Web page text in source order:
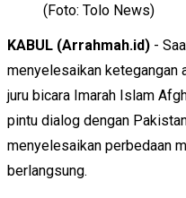
(Foto: Tolo News)
KABUL (Arrahmah.id) -
menyelesaikan ketegangan
juru bicara Imarah Islam
pintu dialog dengan
menyelesaikan perbedaan
berlangsung.